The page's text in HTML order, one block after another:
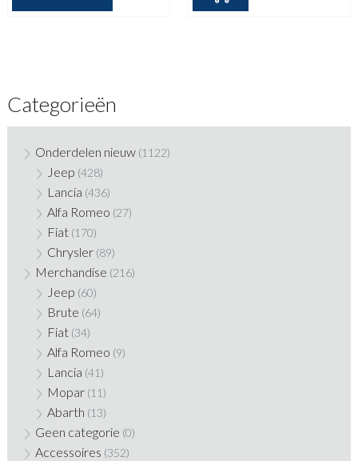
Categorieën
Onderdelen nieuw (1122)
Jeep (428)
Lancia (436)
Alfa Romeo (27)
Fiat (170)
Chrysler (89)
Merchandise (216)
Jeep (60)
Brute (64)
Fiat (34)
Alfa Romeo (9)
Lancia (41)
Mopar (11)
Abarth (13)
Geen categorie (0)
Accessoires (352)